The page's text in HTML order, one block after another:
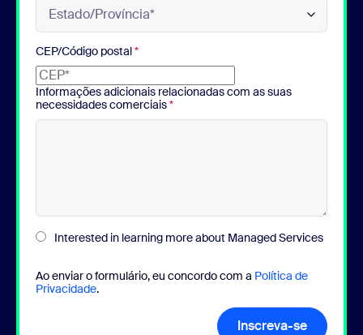
CEP/Código postal*
Informações adicionais relacionadas com as suas
necessidades comerciais*
Interested in learning more about Managed Services
Ao enviar o formulário, eu concordo com a Política de
Privacidade.
Inscreva-se